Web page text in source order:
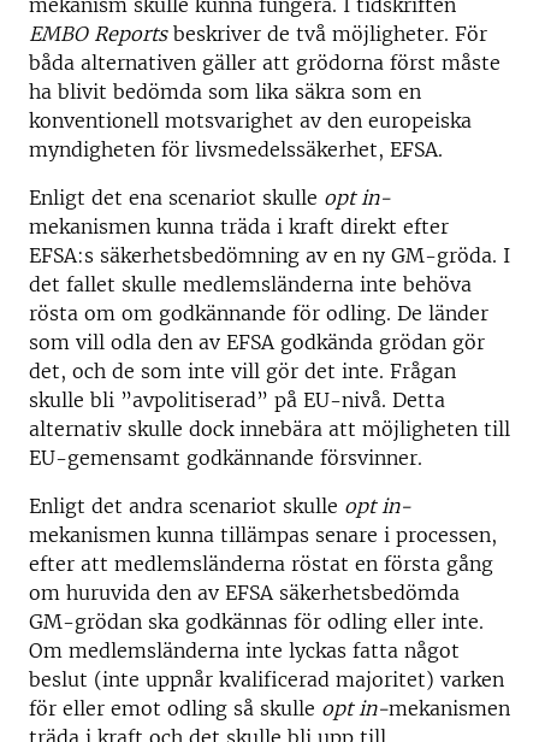
mekanism skulle kunna fungera. I tidskriften
EMBO Reports beskriver de två möjligheter. För
båda alternativen gäller att grödorna först måste
ha blivit bedömda som lika säkra som en
konventionell motsvarighet av den europeiska
myndigheten för livsmedelssäkerhet, EFSA.
Enligt det ena scenariot skulle opt in-
mekanismen kunna träda i kraft direkt efter
EFSA:s säkerhetsbedömning av en ny GM-gröda. I
det fallet skulle medlemsländerna inte behöva
rösta om om godkännande för odling. De länder
som vill odla den av EFSA godkända grödan gör
det, och de som inte vill gör det inte. Frågan
skulle bli ”avpolitiserad” på EU-nivå. Detta
alternativ skulle dock innebära att möjligheten till
EU-gemensamt godkännande försvinner.
Enligt det andra scenariot skulle opt in-
mekanismen kunna tillämpas senare i processen,
efter att medlemsländerna röstat en första gång
om huruvida den av EFSA säkerhetsbedömda
GM-grödan ska godkännas för odling eller inte.
Om medlemsländerna inte lyckas fatta något
beslut (inte uppnår kvalificerad majoritet) varken
för eller emot odling så skulle opt in-mekanismen
träda i kraft och det skulle bli upp till